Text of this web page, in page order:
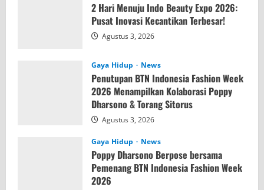
2 Hari Menuju Indo Beauty Expo 2026:
Pusat Inovasi Kecantikan Terbesar!
Agustus 3, 2026
Gaya Hidup News
Penutupan BTN Indonesia Fashion Week
2026 Menampilkan Kolaborasi Poppy
Dharsono & Torang Sitorus
Agustus 3, 2026
Gaya Hidup News
Poppy Dharsono Berpose bersama
Pemenang BTN Indonesia Fashion Week
2026